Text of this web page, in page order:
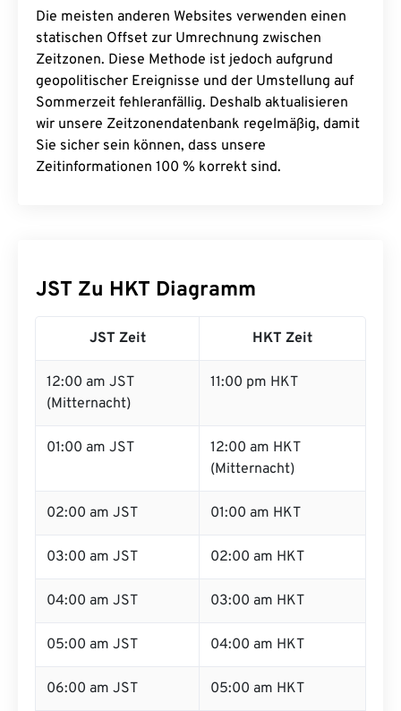
Die meisten anderen Websites verwenden einen
statischen Offset zur Umrechnung zwischen
Zeitzonen. Diese Methode ist jedoch aufgrund
geopolitischer Ereignisse und der Umstellung auf
Sommerzeit fehleranfällig. Deshalb aktualisieren
wir unsere Zeitzonendatenbank regelmäßig, damit
Sie sicher sein können, dass unsere
Zeitinformationen 100 % korrekt sind.
JST Zu HKT Diagramm
JST Zeit HKT Zeit
12:00 am JST
(Mitternacht)
11:00 pm HKT
01:00 am JST
12:00 am HKT
(Mitternacht)
02:00 am JST 01:00 am HKT
03:00 am JST 02:00 am HKT
04:00 am JST 03:00 am HKT
05:00 am JST 04:00 am HKT
06:00 am JST 05:00 am HKT